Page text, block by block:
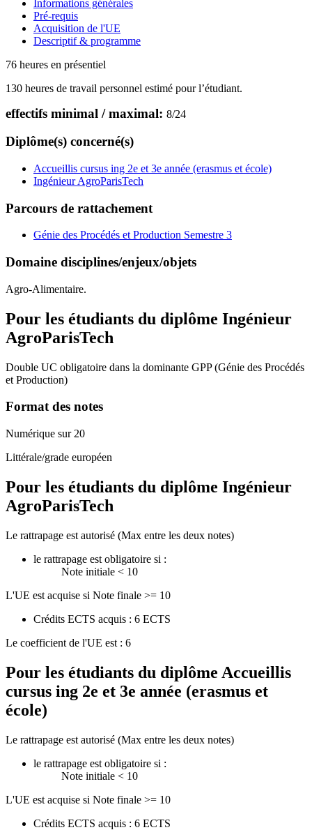
Informations générales
Pré-requis
Acquisition de l'UE
Descriptif & programme
76 heures en présentiel
130 heures de travail personnel estimé pour l’étudiant.
effectifs minimal / maximal: 8/24
Diplôme(s) concerné(s)
Accueillis cursus ing 2e et 3e année (erasmus et école)
Ingénieur AgroParisTech
Parcours de rattachement
Génie des Procédés et Production Semestre 3
Domaine disciplines/enjeux/objets
Agro-Alimentaire.
Pour les étudiants du diplôme Ingénieur
AgroParisTech
Double UC obligatoire dans la dominante GPP (Génie des Procédés
et Production)
Format des notes
Numérique sur 20
Littérale/grade européen
Pour les étudiants du diplôme Ingénieur
AgroParisTech
Le rattrapage est autorisé (Max entre les deux notes)
le rattrapage est obligatoire si :
Note initiale < 10
L'UE est acquise si Note finale >= 10
Crédits ECTS acquis : 6 ECTS
Le coefficient de l'UE est : 6
Pour les étudiants du diplôme Accueillis
cursus ing 2e et 3e année (erasmus et
école)
Le rattrapage est autorisé (Max entre les deux notes)
le rattrapage est obligatoire si :
Note initiale < 10
L'UE est acquise si Note finale >= 10
Crédits ECTS acquis : 6 ECTS